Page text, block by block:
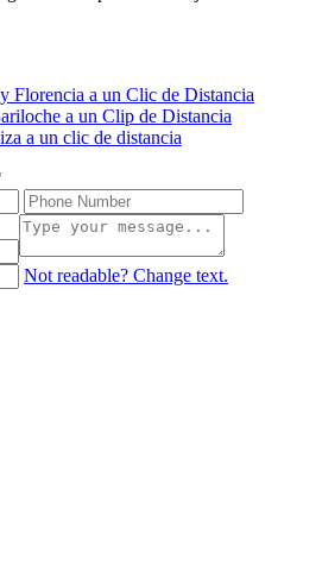
Florencia a un Clic de Distancia
a un Clip de Distancia
a un clic de distancia
Not readable? Change text.